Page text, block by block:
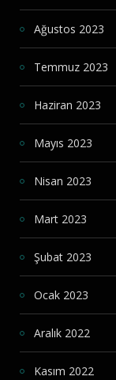
Ağustos 2023
Temmuz 2023
Haziran 2023
Mayıs 2023
Nisan 2023
Mart 2023
Şubat 2023
Ocak 2023
Aralık 2022
Kasım 2022